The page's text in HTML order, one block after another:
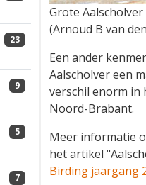
23
9
5
7
Grote Aalscholver
(Arnoud B van
Een ander
Aalscholver een
verschil enorm in
Noord-Brabant.
Meer informatie
het artikel
Birding jaargang